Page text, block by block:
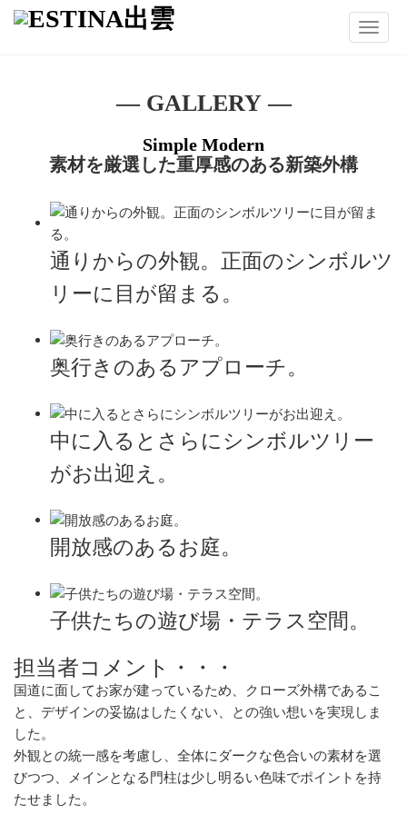
Toggle
― GALLERY ―
Simple Modern
素材を厳選した重厚感のある新築外構
通りからの外観。正面のシンボルツ
リーに目が留まる。
奥行きのあるアプローチ。
中に入るとさらにシンボルツリー
がお出迎え。
開放感のあるお庭。
子供たちの遊び場・テラス空間。
担当者コメント・・・
国道に面してお家が建っているため、クローズ外構であるこ
と、デザインの妥協はしたくない、との強い想いを実現しま
した。
外観との統一感を考慮し、全体にダークな色合いの素材を選
びつつ、メインとなる門柱は少し明るい色味でポイントを持
たせました。